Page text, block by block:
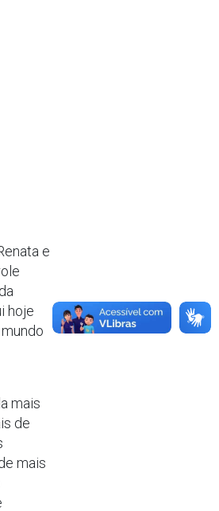
e
hoje
mais
de
mais